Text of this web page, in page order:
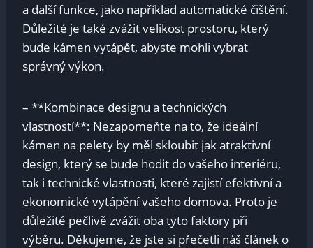
a další funkce, jako například automatické čištění.
Důležité je také zvážit velikost prostoru, který
bude kámen vytápět, abyste mohli vybrat
správný výkon.
– **Kombinace designu a technických
vlastností**: Nezapomeňte na to, že ideální
kámen na pelety by měl skloubit jak atraktivní
design, který se bude hodit do vašeho interiéru,
tak i technické vlastnosti, které zajistí efektivní a
ekonomické vytápění vašeho domova. Proto je
důležité pečlivě zvážit oba tyto faktory při
výběru. Děkujeme, že jste si přečetli náš článek o